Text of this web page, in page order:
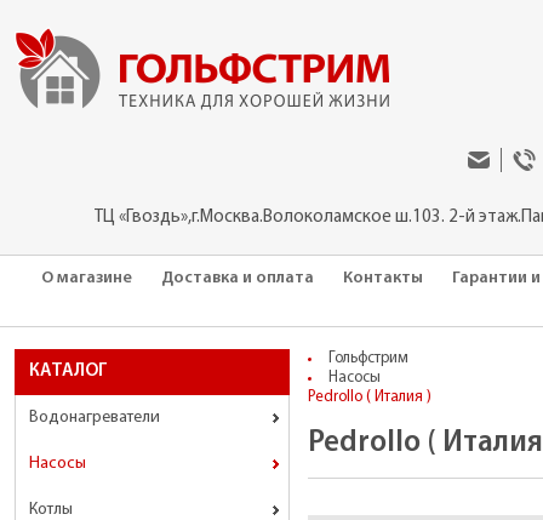
ТЦ «Гвоздь»,г.Москва.Волоколамское ш.103. 2-й
О магазине Доставка и оплата Контакты Гарантии
КАТАЛОГ
Водонагреватели
Насосы
Котлы
Гольфстрим
Насосы
Pedrollo ( Италия )
Pedrollo (